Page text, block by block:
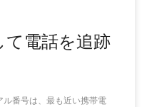
て電話を追跡
ル番号は、最も近い携帯電